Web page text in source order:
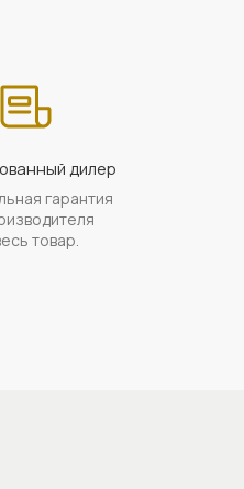
дилер
гарантия
товар.